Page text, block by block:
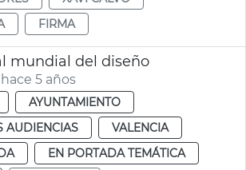
FIRMA
mundial del diseño
5 años
AYUNTAMIENTO
AUDIENCIAS
VALENCIA
EN PORTADA TEMÁTICA